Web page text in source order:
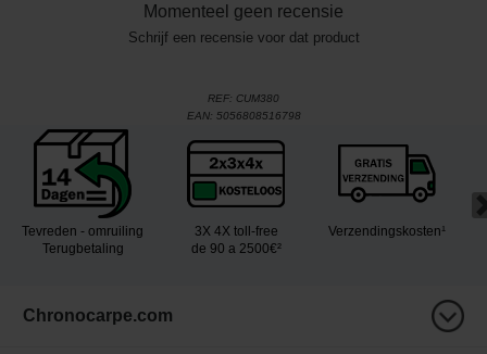
Momenteel geen recensie
Schrijf een recensie voor dat product
REF: CUM380
EAN: 5056808516798
Tevreden - omruiling
Terugbetaling
3X 4X toll-free
de 90 a 2500€²
Verzendingskosten¹
Chronocarpe.com